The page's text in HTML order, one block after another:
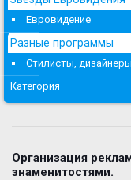
Евровидение
Разные программы
Стилисты, дизайнеры
Категория
Организация
знаменитостями.